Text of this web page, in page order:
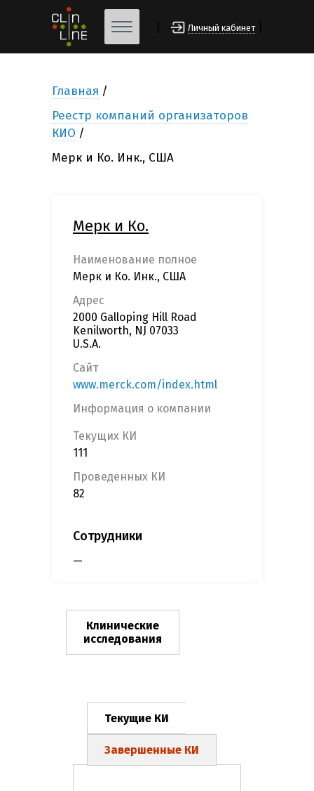
Личный кабинет
Главная
Реестр компаний организаторов
КИО
Мерк и Ко. Инк., США
Мерк и Ко.
Наименование полное
Мерк и Ко. Инк., США
Адрес
2000 Galloping Hill Road
Kenilworth, NJ 07033
U.S.A.
Сайт
www.merck.com/index.html
Информация о компании
Текущих КИ
111
Проведенных КИ
82
Сотрудники
—
Клинические
исследования
Текущие КИ
Завершенные КИ